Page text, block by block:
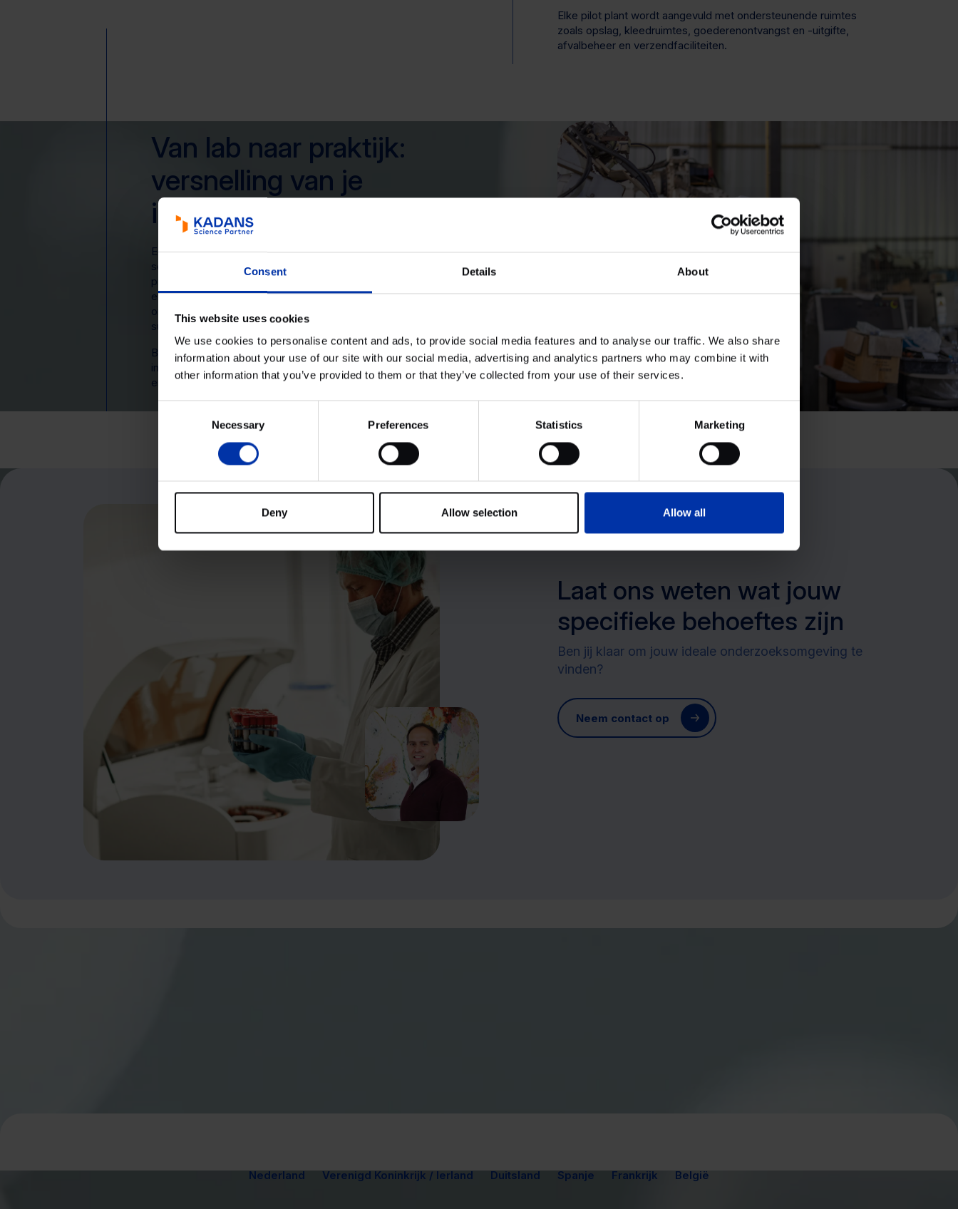
Consent Details About
This website uses cookies
We use cookies to personalise content and ads, to provide social media features and to analyse our traffic. We also share
information about your use of our site with our social media, advertising and analytics partners who may combine it with
other information that you’ve provided to them or that they’ve collected from your use of their services.
Necessary Preferences Statistics Marketing
Deny Allow selection Allow all
Elke pilot plant wordt aangevuld met ondersteunende ruimtes
zoals opslag, kleedruimtes, goederenontvangst en -uitgifte,
afvalbeheer en verzendfaciliteiten.
Van lab naar praktijk:
versnelling van je
innovatie
Een pilot plant biedt ruimte om je laboratoriumonderzoek op te
schalen naar een realistischere productieomgeving. Hier kun je
processen optimaliseren, testen onder praktijkomstandigheden
en knelpunten tijdig identificeren. Dit versnelt niet alleen de
ontwikkeling van je technologie, maar vergroot ook de kans op
succesvolle marktintroductie.
Bovendien is werken in een pilot plant vaak aantrekkelijk voor
investeerders: je laat zien dat je innovatie technisch haalbaar is
en klaar voor de volgende fase.
Laat ons weten wat jouw
specifieke behoeftes zijn
Ben jij klaar om jouw ideale onderzoeksomgeving te
vinden?
Neem contact op
Nederland Verenigd Koninkrijk / Ierland Duitsland Spanje Frankrijk België